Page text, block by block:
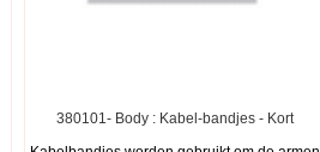
380101- Body : Kabel-bandjes - Kort